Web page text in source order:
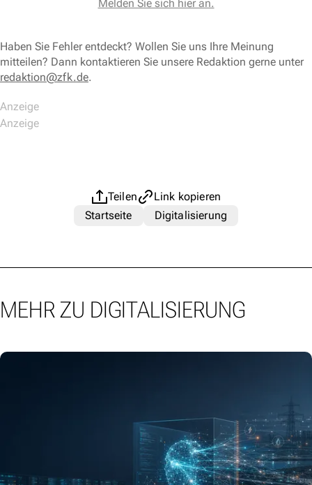
Melden Sie sich hier an.
Haben Sie Fehler entdeckt? Wollen Sie uns Ihre Meinung
mitteilen? Dann kontaktieren Sie unsere Redaktion gerne unter
redaktion@zfk.de.
Teilen
Link kopieren
Startseite
Digitalisierung
MEHR ZU DIGITALISIERUNG